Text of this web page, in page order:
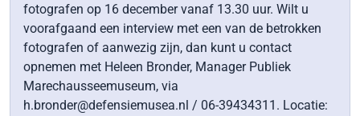
fotografen op 16 december vanaf 13.30 uur. Wilt u
voorafgaand een interview met een van de betrokken
fotografen of aanwezig zijn, dan kunt u contact
opnemen met Heleen Bronder, Manager Publiek
Marechausseemuseum, via
h.bronder@defensiemusea.nl / 06-39434311. Locatie: